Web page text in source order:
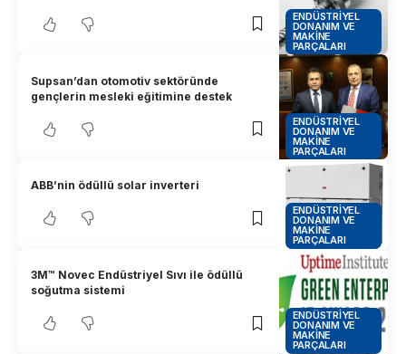
ENDÜSTRIYEL
DONANIM VE
MAKINE
PARÇALARI
ENDÜSTRIYEL
DONANIM VE
MAKINE
PARÇALARI
Supsan’dan otomotiv sektöründe
gençlerin mesleki eğitimine destek
ENDÜSTRIYEL
DONANIM VE
MAKINE
PARÇALARI
ABB’nin ödüllü solar inverteri
ENDÜSTRIYEL
DONANIM VE
MAKINE
PARÇALARI
3M™ Novec Endüstriyel Sıvı ile ödüllü
soğutma sistemi